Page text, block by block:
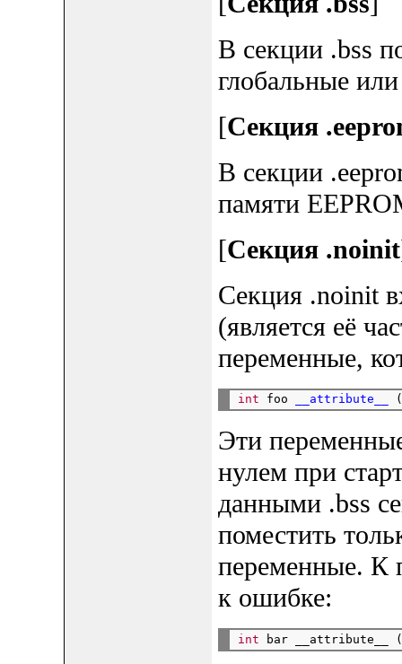
В секции .bss
глобальные
[Секция
В секции
памяти
[Секция .noinit
Секция .noinit
(является её
переменные,
int foo __attribute__
Эти
нулем при
данными .bss
поместить
переменные. К
к ошибке:
int bar __attribute__